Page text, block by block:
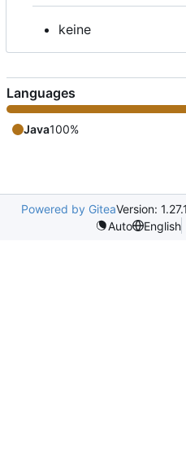
keine
Languages
Java100%
Powered by GiteaVersion: 1.27.1
Auto
English